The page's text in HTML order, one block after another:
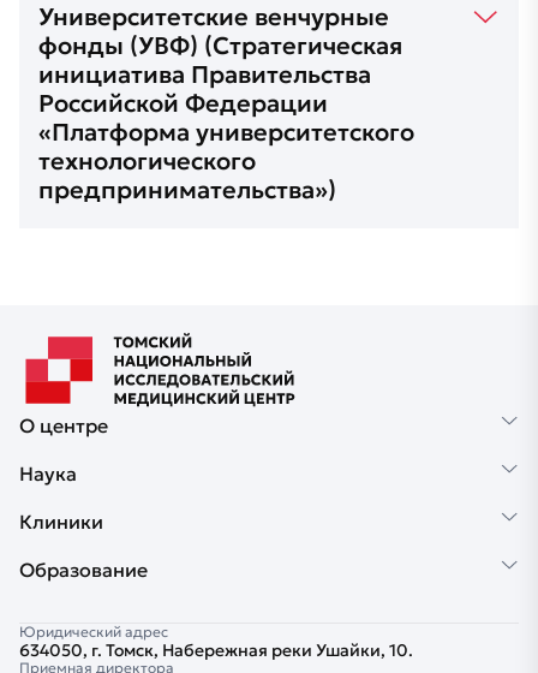
Университетские венчурные
фонды (УВФ) (Стратегическая
инициатива Правительства
Российской Федерации
«Платформа университетского
технологического
предпринимательства»)
О центре
Наука
Клиники
Образование
Юридический адрес
634050, г. Томск, Набережная реки Ушайки, 10.
Приемная директора